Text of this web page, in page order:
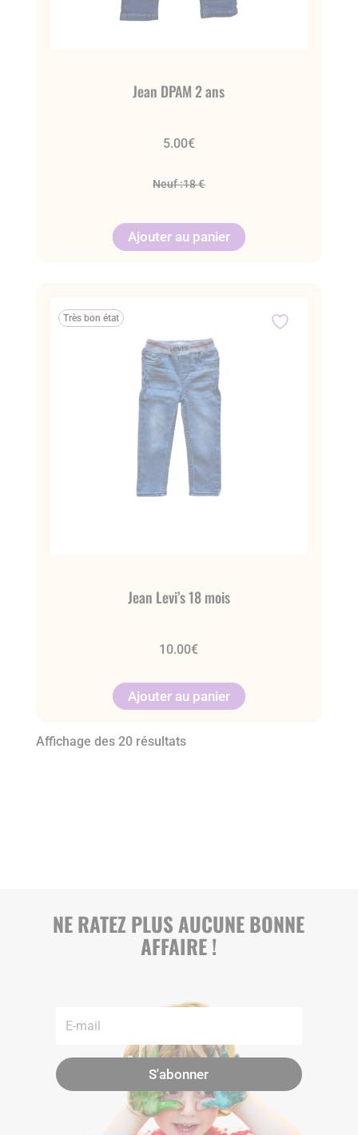
Jean DPAM 2 ans
5.00€
Neuf :18 €
Ajouter au panier
Très bon état
Jean Levi’s 18 mois
10.00€
Ajouter au panier
Affichage des 20 résultats
NE RATEZ PLUS AUCUNE BONNE
AFFAIRE !
S'abonner